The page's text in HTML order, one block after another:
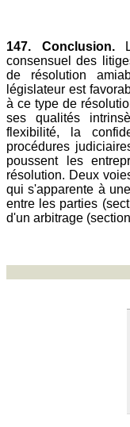
147. Conclusion.
consensuel des
de résolution
législateur est
à ce type de
ses qualités
flexibilité, la
procédures
poussent les
résolution. Deux
qui s'apparente à
entre les parties
d'un arbitrage